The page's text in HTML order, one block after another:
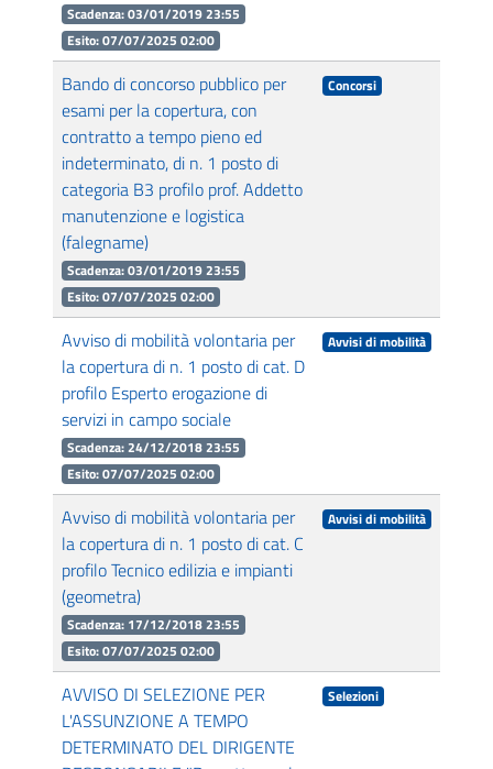
Scadenza: 03/01/2019 23:55
Esito: 07/07/2025 02:00
Bando di concorso pubblico per
esami per la copertura, con
contratto a tempo pieno ed
indeterminato, di n. 1 posto di
categoria B3 profilo prof. Addetto
manutenzione e logistica
(falegname)
Scadenza: 03/01/2019 23:55
Esito: 07/07/2025 02:00
Concorsi
Avviso di mobilità volontaria per
la copertura di n. 1 posto di cat. D
profilo Esperto erogazione di
servizi in campo sociale
Scadenza: 24/12/2018 23:55
Esito: 07/07/2025 02:00
Avvisi di mobilità
Avviso di mobilità volontaria per
la copertura di n. 1 posto di cat. C
profilo Tecnico edilizia e impianti
(geometra)
Scadenza: 17/12/2018 23:55
Esito: 07/07/2025 02:00
Avvisi di mobilità
AVVISO DI SELEZIONE PER
L'ASSUNZIONE A TEMPO
DETERMINATO DEL DIRIGENTE
Selezioni